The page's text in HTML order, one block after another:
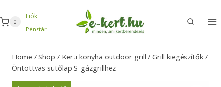
to
content
0
Fiók
Pénztár
Home / Shop / Kerti konyha outdoor grill / Grill kiegészítők /
Öntöttvas sütőlap S-gázgrillhez